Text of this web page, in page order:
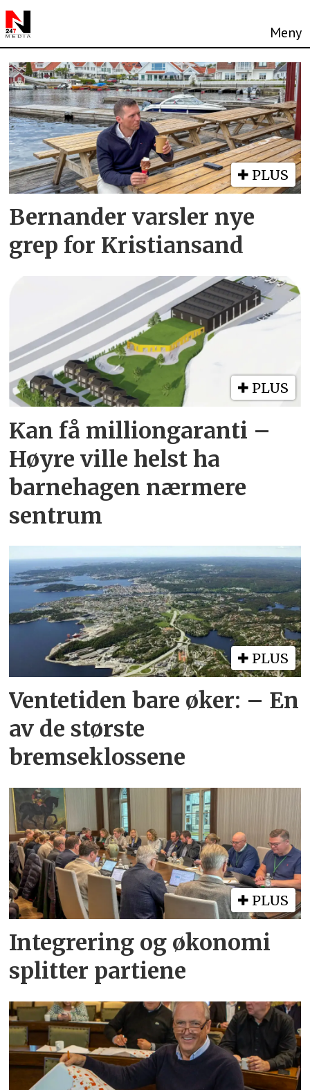
Tag:
høyre
PLUS
Bernander varsler nye
grep for Kristiansand
PLUS
Kan få milliongaranti –
Høyre ville helst ha
barnehagen nærmere
sentrum
PLUS
Ventetiden bare øker: – En
av de største
bremseklossene
PLUS
Integrering og økonomi
splitter partiene